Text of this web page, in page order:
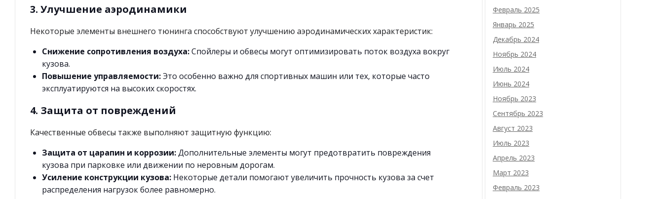
3. Улучшение аэродинамики
Некоторые элементы внешнего тюнинга способствуют улучшению аэродинамических характеристик:
Снижение сопротивления воздуха:Спойлеры и обвесы могут оптимизировать поток воздуха вокруг
кузова.
Повышение управляемости:Это особенно важно для спортивных машин или тех, которые часто
эксплуатируются на высоких скоростях.
4. Защита от повреждений
Качественные обвесы также выполняют защитную функцию:
Защита от царапин и коррозии:Дополнительные элементы могут предотвратить повреждения
кузова при парковке или движении по неровным дорогам.
Усиление конструкции кузова: Некоторые детали помогают увеличить прочность кузова за счет
распределения нагрузок более равномерно.
Февраль 2025
Январь 2025
Декабрь 2024
Ноябрь 2024
Июль 2024
Июнь 2024
Ноябрь 2023
Сентябрь 2023
Август 2023
Июль 2023
Апрель 2023
Март 2023
Февраль 2023